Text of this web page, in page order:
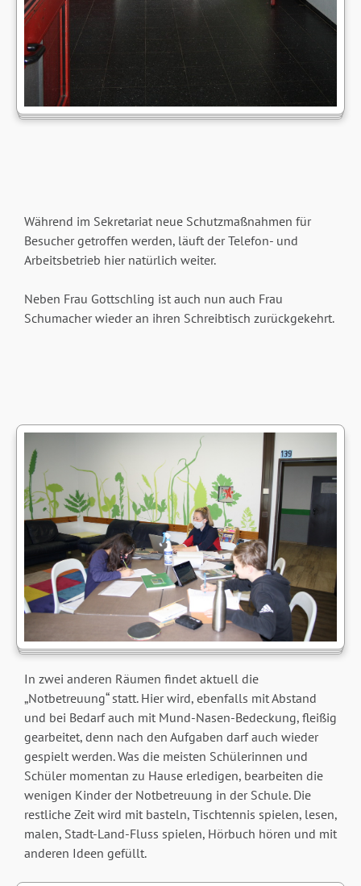
Während im Sekretariat neue Schutzmaßnahmen für
Besucher getroffen werden, läuft der Telefon- und
Arbeitsbetrieb hier natürlich weiter.
Neben Frau Gottschling ist auch nun auch Frau
Schumacher wieder an ihren Schreibtisch zurückgekehrt.
In zwei anderen Räumen findet aktuell die
„Notbetreuung“ statt. Hier wird, ebenfalls mit Abstand
und bei Bedarf auch mit Mund-Nasen-Bedeckung, fleißig
gearbeitet, denn nach den Aufgaben darf auch wieder
gespielt werden. Was die meisten Schülerinnen und
Schüler momentan zu Hause erledigen, bearbeiten die
wenigen Kinder der Notbetreuung in der Schule. Die
restliche Zeit wird mit basteln, Tischtennis spielen, lesen,
malen, Stadt-Land-Fluss spielen, Hörbuch hören und mit
anderen Ideen gefüllt.